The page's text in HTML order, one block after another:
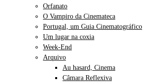
Orfanato
O Vampiro da Cinemateca
Portugal, um Guia Cinematográfico
Um lugar na coxia
Week-End
Arquivo
Au hasard, Cinema
Câmara Reflexiva